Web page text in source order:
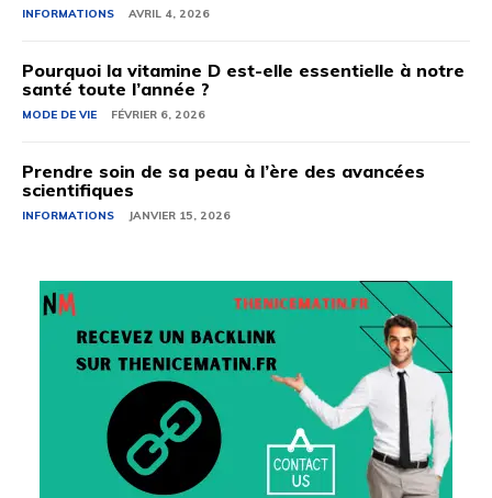
INFORMATIONS AVRIL 4, 2026
Pourquoi la vitamine D est-elle essentielle à notre
santé toute l’année ?
MODE DE VIE FÉVRIER 6, 2026
Prendre soin de sa peau à l’ère des avancées
scientifiques
INFORMATIONS JANVIER 15, 2026